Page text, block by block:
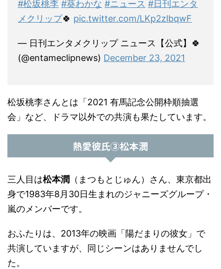
#松坂桃李 #葵わかな #ニュース #日刊エンタ
メクリップ🍀 pic.twitter.com/LKp2zlbqwF
— 日刊エンタメクリップ ニュース【公式】🍀
(@entameclipnews) December 23, 2021
松坂桃李さんとは「2021 有馬記念公開枠順抽選
会」など、ドラマ以外での共演も果たしています。
熱愛彼氏③松本潤
三人目は松本潤 （まつもとじゅん）さん、東京都出
身で1983年8月30日生まれのジャニーズグループ・
嵐のメンバーです。
おふたりは、2013年の映画「陽だまりの彼女」で
共演していますが、同じシーンはありませんでし
た。